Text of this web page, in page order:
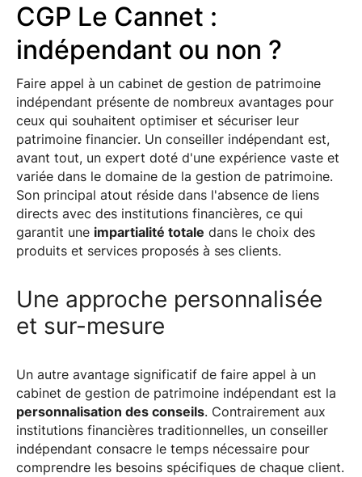
CGP Le Cannet :
indépendant ou non ?
Faire appel à un cabinet de gestion de patrimoine
indépendant présente de nombreux avantages pour
ceux qui souhaitent optimiser et sécuriser leur
patrimoine financier. Un conseiller indépendant est,
avant tout, un expert doté d'une expérience vaste et
variée dans le domaine de la gestion de patrimoine.
Son principal atout réside dans l'absence de liens
directs avec des institutions financières, ce qui
garantit une impartialité totale dans le choix des
produits et services proposés à ses clients.
Une approche personnalisée
et sur-mesure
Un autre avantage significatif de faire appel à un
cabinet de gestion de patrimoine indépendant est la
personnalisation des conseils. Contrairement aux
institutions financières traditionnelles, un conseiller
indépendant consacre le temps nécessaire pour
comprendre les besoins spécifiques de chaque client.